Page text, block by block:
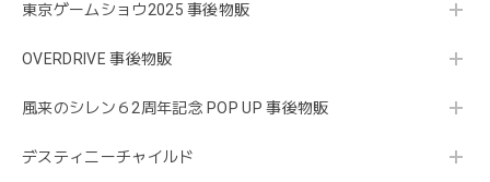
東京ゲームショウ2025 事後物販
OVERDRIVE 事後物販
風来のシレン６2周年記念 POP UP 事後物販
デスティニーチャイルド